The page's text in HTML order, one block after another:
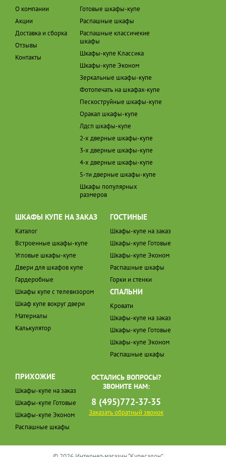
О компании
Акции
Доставка и сборка
Отзывы
Контакты
Готовые шкафы-купе
Распашные шкафы
Распашные классичекие
шкафы
Шкафы-купе Классика
Шкафы-купе Эконом
Зеркальные шкафы-купе
Фотопечать на шкафах-купе
Пескоструйные шкафы-купе
Оракал шкафы-купе
Лдсп шкафы-купе
2-х дверные шкафы-купе
3-х дверные шкафы-купе
4-х дверные шкафы-купе
5-ти дверные шкафы-купе
Шкафы популярных
размеров
ШКАФЫ КУПЕ НА ЗАКАЗ
Каталог
Встроенные шкафы-купе
Угловые шкафы-купе
Двери для шкафов купе
Гардеробные
Шкафы купе с телевизором
Шкаф купе вокруг двери
Материалы
Калькулятор
ГОСТИНЫЕ
Шкафы-купе на заказ
Шкафы-купе Готовые
Шкафы-купе Эконом
Распашные шкафы
Горки и стенки
СПАЛЬНИ
Кровати
Шкафы-купе на заказ
Шкафы-купе Готовые
Шкафы-купе Эконом
Распашные шкафы
ПРИХОЖИЕ
Шкафы-купе на заказ
Шкафы-купе Готовые
Шкафы-купе Эконом
Распашные шкафы
ОСТАЛИСЬ ВОПРОСЫ?
ЗВОНИТЕ НАМ:
8 (495)772-37-35
Заказать обратный звонок